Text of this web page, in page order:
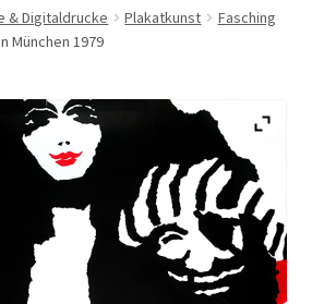
öffnen
für Büro, Praxis, Kanzlei
& Digitaldrucke Plakatkunst
Fasching
München 1979